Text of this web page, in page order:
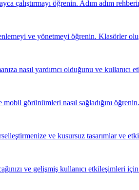
çalıştırmayı öğrenin. Adım adım
ve yönetmeyi öğrenin. Klasörler
nasıl yardımcı olduğunu ve kullanıcı
görünümleri nasıl sağladığını öğrenin.
ve kusursuz tasarımlar ve
ve gelişmiş kullanıcı etkileşimleri